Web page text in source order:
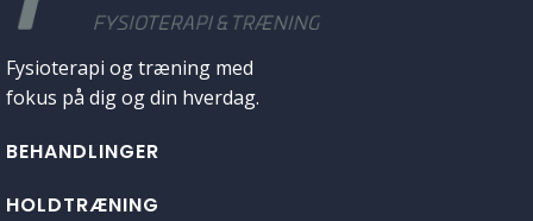
Fysioterapi og træning med
fokus på dig og din hverdag.
BEHANDLINGER
HOLDTRÆNING